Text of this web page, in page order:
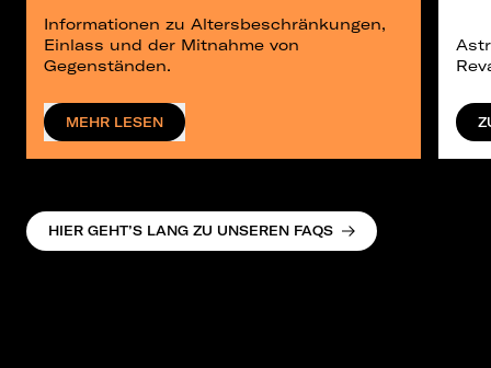
Informationen zu Altersbeschränkungen,
Einlass und der Mitnahme von
Gegenständen.
MEHR LESEN
HIER GEHT’S LANG ZU UNSEREN FAQS